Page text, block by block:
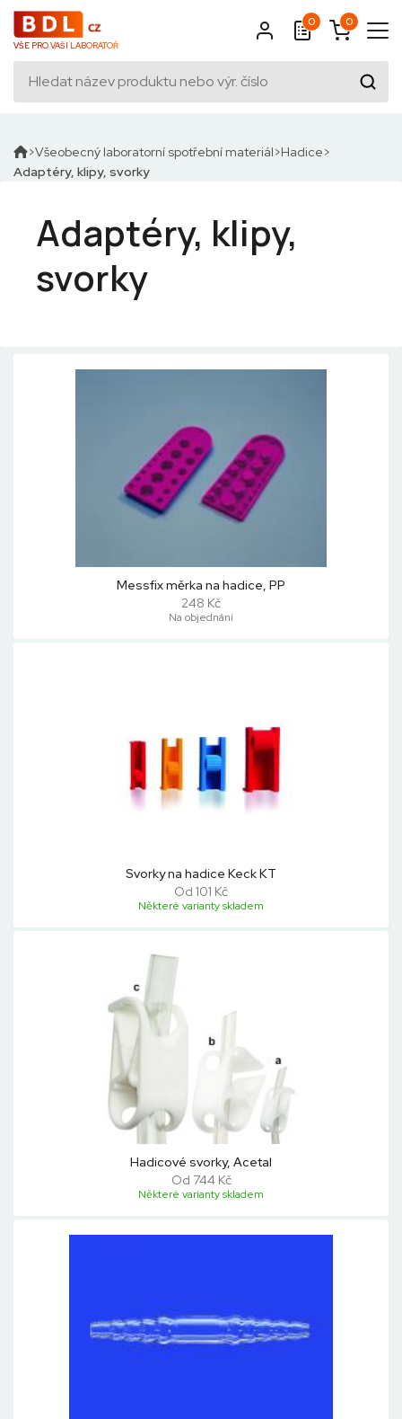
VŠE PRO VAŠI LABORATOŘ
0 0
Všeobecný laboratorní spotřební materiál Hadice
Adaptéry, klipy, svorky
Adaptéry, klipy,
svorky
Messfix měrka na hadice, PP
248 Kč
Na objednání
Svorky na hadice Keck KT
Od 101 Kč
Některé varianty skladem
Hadicové svorky, Acetal
Od 744 Kč
Některé varianty skladem